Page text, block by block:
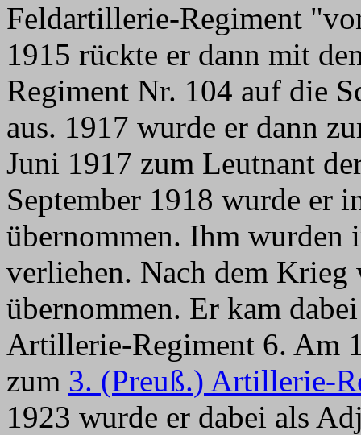
Feldartillerie-Regiment
1915 rückte er dann mit
Regiment Nr. 104 auf die
aus. 1917 wurde er dann
Juni 1917 zum Leutnant
September 1918 wurde er
übernommen. Ihm wurden
verliehen. Nach dem
übernommen. Er kam
Artillerie-Regiment 6. Am
zum 3. (Preuß.) Artillerie-
1923 wurde er dabei als